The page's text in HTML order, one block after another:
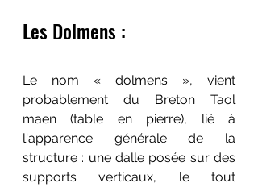
Les Dolmens :
Le nom « dolmens », vient
probablement du Breton Taol
maen (table en pierre), lié à
l'apparence générale de la
structure : une dalle posée sur des
supports verticaux, le tout